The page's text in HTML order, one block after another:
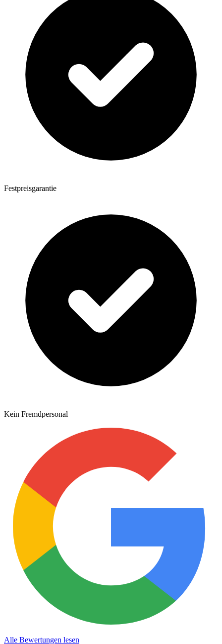
Festpreisgarantie
Kein Fremdpersonal
Alle Bewertungen lesen